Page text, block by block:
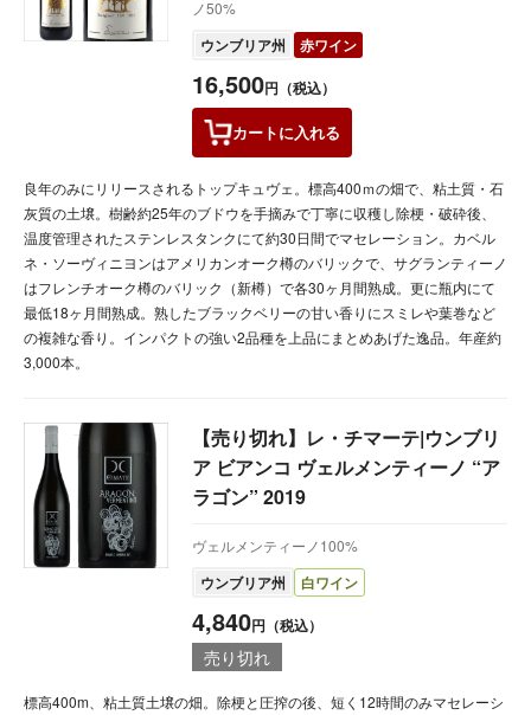
ノ50%
ウンブリア州 赤ワイン
16,500円（税込）
カートに入れる
良年のみにリリースされるトップキュヴェ。標高400ｍの畑で、粘土質・石
灰質の土壌。樹齢約25年のブドウを手摘みで丁寧に収穫し除梗・破砕後、
温度管理されたステンレスタンクにて約30日間でマセレーション。カベル
ネ・ソーヴィニヨンはアメリカンオーク樽のバリックで、サグランティーノ
はフレンチオーク樽のバリック（新樽）で各30ヶ月間熟成。更に瓶内にて
最低18ヶ月間熟成。熟したブラックベリーの甘い香りにスミレや葉巻など
の複雑な香り。インパクトの強い2品種を上品にまとめあげた逸品。年産約
3,000本。
【売り切れ】レ・チマーテ|ウンブリ
ア ビアンコ ヴェルメンティーノ “ア
ラゴン” 2019
ヴェルメンティーノ100%
ウンブリア州 白ワイン
4,840円（税込）
売り切れ
標高400m、粘土質土壌の畑。除梗と圧搾の後、短く12時間のみマセレーシ